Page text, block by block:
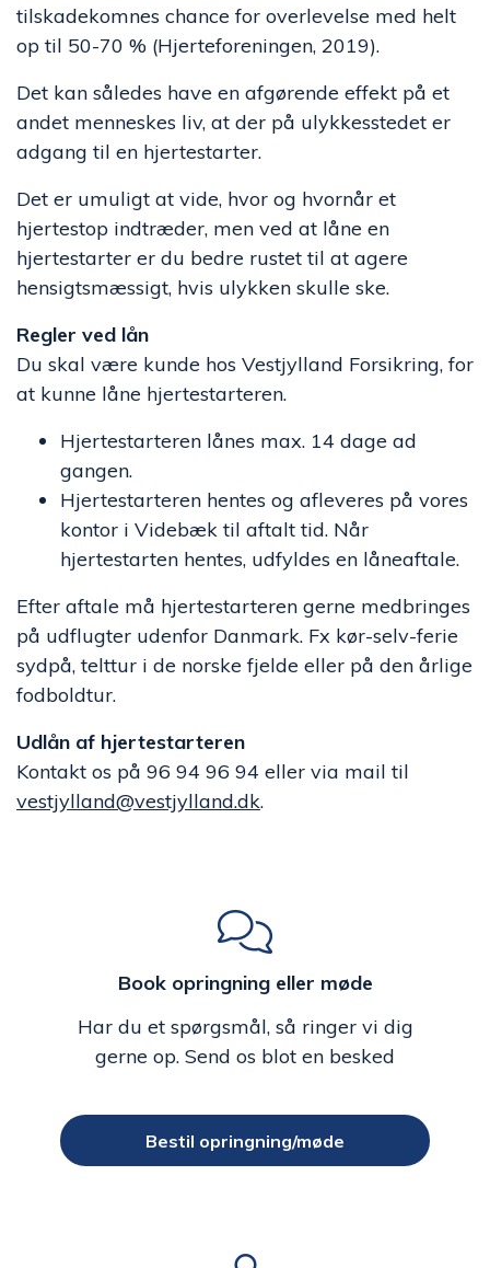
tilskadekomnes chance for overlevelse med helt
op til 50-70 % (Hjerteforeningen, 2019).
Det kan således have en afgørende effekt på et
andet menneskes liv, at der på ulykkesstedet er
adgang til en hjertestarter.
Det er umuligt at vide, hvor og hvornår et
hjertestop indtræder, men ved at låne en
hjertestarter er du bedre rustet til at agere
hensigtsmæssigt, hvis ulykken skulle ske.
Regler ved lån
Du skal være kunde hos Vestjylland Forsikring, for
at kunne låne hjertestarteren.
Hjertestarteren lånes max. 14 dage ad
gangen.
Hjertestarteren hentes og afleveres på vores
kontor i Videbæk til aftalt tid. Når
hjertestarten hentes, udfyldes en låneaftale.
Efter aftale må hjertestarteren gerne medbringes
på udflugter udenfor Danmark. Fx kør-selv-ferie
sydpå, telttur i de norske fjelde eller på den årlige
fodboldtur.
Udlån af hjertestarteren
Kontakt os på 96 94 96 94 eller via mail til
vestjylland@vestjylland.dk.
Book opringning eller møde
Har du et spørgsmål, så ringer vi dig
gerne op. Send os blot en besked
Bestil opringning/møde